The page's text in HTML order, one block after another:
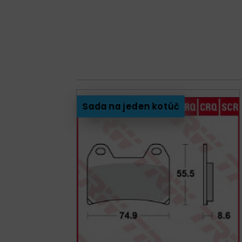
Sada na jeden kotúč